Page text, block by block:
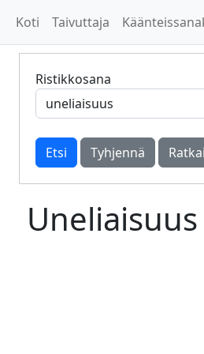
Koti Taivuttaja
Ristikkosana
Tyhjennä
Uneliaisuus